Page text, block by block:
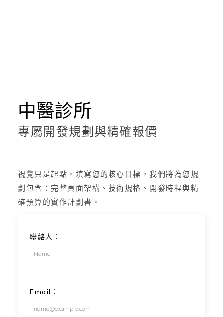
中醫診所
專屬開發規劃與精確報價
視覺只是起點。填寫您的核心目標，我們將為您規
劃包含：完整頁面架構、技術規格、開發時程與精
確預算的實作計劃書。
聯絡人：
Email：